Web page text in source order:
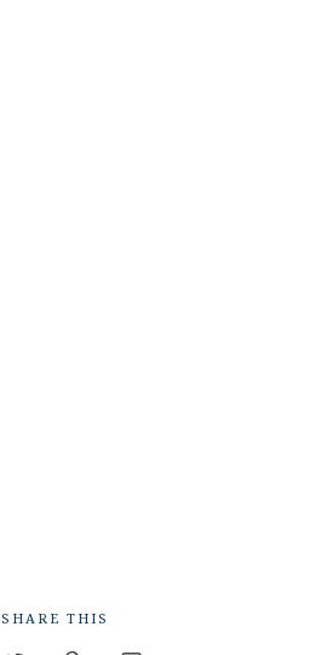
SHARE THIS